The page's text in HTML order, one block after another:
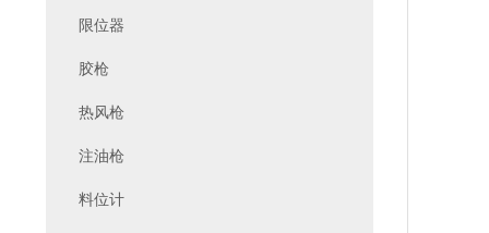
限位器
胶枪
热风枪
注油枪
料位计